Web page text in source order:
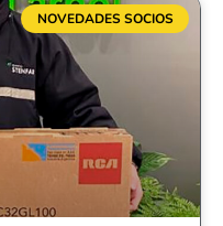
NOVEDADES SOCIOS